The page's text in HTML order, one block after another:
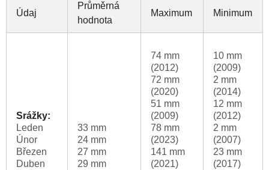
Údaj
Průměrná
hodnota
Maximum Minimum
Srážky:
Leden
Únor
Březen
Duben
33 mm
24 mm
27 mm
29 mm
74 mm
(2012)
72 mm
(2020)
51 mm
(2009)
78 mm
(2023)
141 mm
(2021)
10 mm
(2009)
2 mm
(2014)
12 mm
(2012)
2 mm
(2007)
23 mm
(2017)